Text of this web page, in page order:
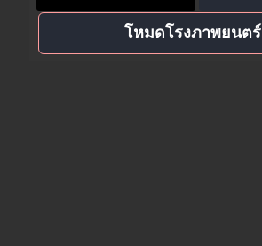
โหมดโรงภาพยนตร์